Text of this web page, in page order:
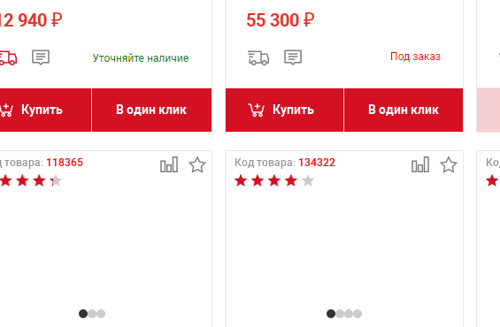
940 ₽
Купить В один клик
55 300 ₽
Купить В один клик
товара: 118365 Код товара: 134322